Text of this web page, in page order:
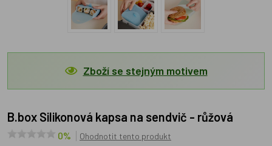
Zboží se stejným motivem
b.box Silikonová kapsa na sendvič - růžová
0% Ohodnotit tento produkt